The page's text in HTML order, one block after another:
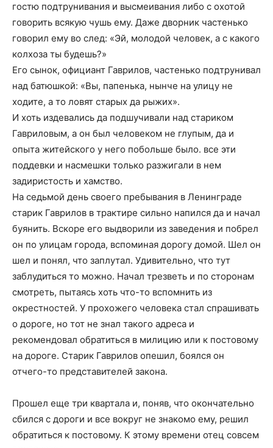
гостю подтрунивания и высмеивания либо с охотой
говорить всякую чушь ему. Даже дворник частенько
говорил ему во след: «Эй, молодой человек, а с какого
колхоза ты будешь?»
Его сынок, официант Гаврилов, частенько подтрунивал
над батюшкой: «Вы, папенька, нынче на улицу не
ходите, а то ловят старых да рыжих».
И хоть издевались да подшучивали над стариком
Гавриловым, а он был человеком не глупым, да и
опыта житейского у него побольше было. все эти
поддевки и насмешки только разжигали в нем
задиристость и хамство.
На седьмой день своего пребывания в Ленинграде
старик Гаврилов в трактире сильно напился да и начал
буянить. Вскоре его выдворили из заведения и побрел
он по улицам города, вспоминая дорогу домой. Шел он
шел и понял, что заплутал. Удивительно, что тут
заблудиться то можно. Начал трезветь и по сторонам
смотреть, пытаясь хоть что-то вспомнить из
окрестностей. У прохожего человека стал спрашивать
о дороге, но тот не знал такого адреса и
рекомендовал обратиться в милицию или к постовому
на дороге. Старик Гаврилов опешил, боялся он
отчего-то представителей закона.
Прошел еще три квартала и, поняв, что окончательно
сбился с дороги и все вокруг не знакомо ему, решил
обратиться к постовому. К этому времени отец совсем